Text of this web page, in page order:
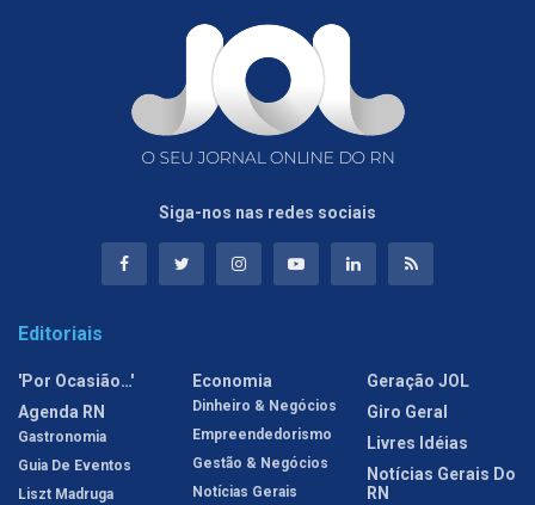
Siga-nos nas redes sociais
Editoriais
'Por Ocasião…'
Agenda RN
Gastronomia
Guia De Eventos
Liszt Madruga
Economia
Dinheiro & Negócios
Empreendedorismo
Gestão & Negócios
Notícias Gerais
Geração JOL
Giro Geral
Livres Idéias
Notícias Gerais Do
RN